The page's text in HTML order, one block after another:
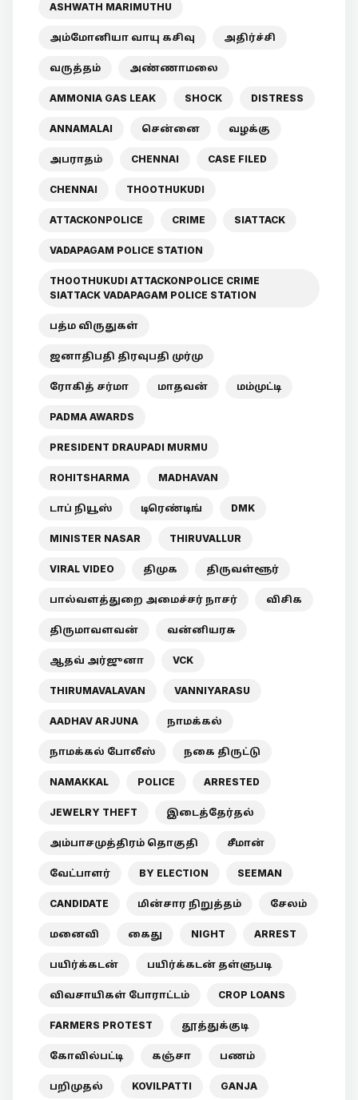
ASHWATH MARIMUTHU
அம்மோனியா வாயு கசிவு அதிர்ச்சி
வருத்தம் அண்ணாமலை
AMMONIA GAS LEAK SHOCK DISTRESS
ANNAMALAI சென்னை வழக்கு
அபராதம் CHENNAI CASE FILED
CHENNAI THOOTHUKUDI
ATTACKONPOLICE CRIME SIATTACK
VADAPAGAM POLICE STATION
THOOTHUKUDI ATTACKONPOLICE CRIME
SIATTACK VADAPAGAM POLICE STATION
பத்ம விருதுகள்
ஜனாதிபதி திரவுபதி முர்மு
ரோகித் சர்மா மாதவன் மம்முட்டி
PADMA AWARDS
PRESIDENT DRAUPADI MURMU
ROHITSHARMA MADHAVAN
டாப் நியூஸ் டிரெண்டிங் DMK
MINISTER NASAR THIRUVALLUR
VIRAL VIDEO திமுக திருவள்ளூர்
பால்வளத்துறை அமைச்சர் நாசர் விசிக
திருமாவளவன் வன்னியரசு
ஆதவ் அர்ஜுனா VCK
THIRUMAVALAVAN VANNIYARASU
AADHAV ARJUNA நாமக்கல்
நாமக்கல் போலீஸ் நகை திருட்டு
NAMAKKAL POLICE ARRESTED
JEWELRY THEFT இடைத்தேர்தல்
அம்பாசமுத்திரம் தொகுதி சீமான்
வேட்பாளர் BY ELECTION SEEMAN
CANDIDATE மின்சார நிறுத்தம் சேலம்
மனைவி கைது NIGHT ARREST
பயிர்க்கடன் பயிர்க்கடன் தள்ளுபடி
விவசாயிகள் போராட்டம் CROP LOANS
FARMERS PROTEST தூத்துக்குடி
கோவில்பட்டி கஞ்சா பணம்
பறிமுதல் KOVILPATTI GANJA